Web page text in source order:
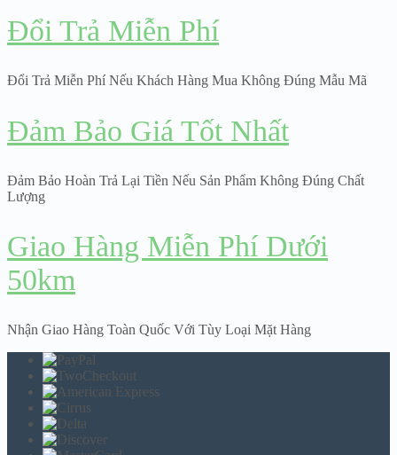
Đổi Trả Miễn Phí
Đổi Trả Miễn Phí Nếu Khách Hàng Mua Không Đúng Mẫu Mã
Đảm Bảo Giá Tốt Nhất
Đảm Bảo Hoàn Trả Lại Tiền Nếu Sản Phẩm Không Đúng Chất
Lượng
Giao Hàng Miễn Phí Dưới
50km
Nhận Giao Hàng Toàn Quốc Với Tùy Loại Mặt Hàng